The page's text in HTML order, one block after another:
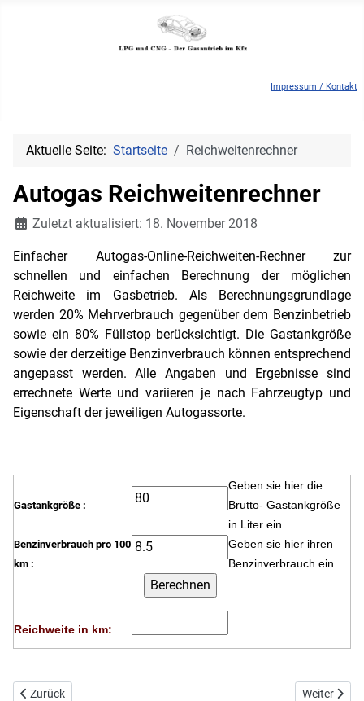
Impressum / Kontakt
Aktuelle Seite: Startseite Reichweitenrechner
Autogas Reichweitenrechner
DetailsZuletzt aktualisiert: 18. November 2018
Einfacher Autogas-Online-Reichweiten-Rechner zur
schnellen und einfachen Berechnung der möglichen
Reichweite im Gasbetrieb. Als Berechnungsgrundlage
werden 20% Mehrverbrauch gegenüber dem Benzinbetrieb
sowie ein 80% Füllstop berücksichtigt. Die Gastankgröße
sowie der derzeitige Benzinverbrauch können entsprechend
angepasst werden. Alle Angaben und Ergebnisse sind
errechnete Werte und variieren je nach Fahrzeugtyp und
Eigenschaft der jeweiligen Autogassorte.
Gastankgröße :
Geben sie hier die
Brutto- Gastankgröße
in Liter ein
Benzinverbrauch pro 100
km :
Geben sie hier ihren
Benzinverbrauch ein
Reichweite in km:
Vorheriger Beitrag: Amortisationsrechner - der Autogas Rechner
Zurück Nächster
Weiter